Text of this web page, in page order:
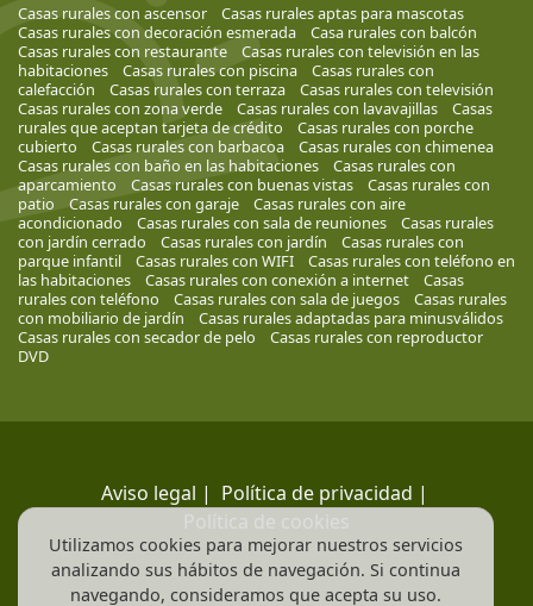
Casas rurales con ascensor
Casas rurales aptas para mascotas
Casas rurales con decoración esmerada
Casa rurales con balcón
Casas rurales con restaurante
Casas rurales con televisión en las
habitaciones
Casas rurales con piscina
Casas rurales con
calefacción
Casas rurales con terraza
Casas rurales con televisión
Casas rurales con zona verde
Casas rurales con lavavajillas
Casas
rurales que aceptan tarjeta de crédito
Casas rurales con porche
cubierto
Casas rurales con barbacoa
Casas rurales con chimenea
Casas rurales con baño en las habitaciones
Casas rurales con
aparcamiento
Casas rurales con buenas vistas
Casas rurales con
patio
Casas rurales con garaje
Casas rurales con aire
acondicionado
Casas rurales con sala de reuniones
Casas rurales
con jardín cerrado
Casas rurales con jardín
Casas rurales con
parque infantil
Casas rurales con WIFI
Casas rurales con teléfono en
las habitaciones
Casas rurales con conexión a internet
Casas
rurales con teléfono
Casas rurales con sala de juegos
Casas rurales
con mobiliario de jardín
Casas rurales adaptadas para minusválidos
Casas rurales con secador de pelo
Casas rurales con reproductor
DVD
Aviso legal | Política de privacidad |
Política de cookies
Utilizamos cookies para mejorar nuestros servicios
analizando sus hábitos de navegación. Si continua
navegando, consideramos que acepta su uso.